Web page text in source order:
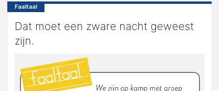
Faaltaal
Dat moet een zware nacht geweest
zijn.